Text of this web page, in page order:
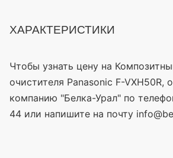
ХАРАКТЕРИСТИКИ
Чтобы узнать цену на
очистителя Panasonic F-VXH50R,
компанию "Белка-Урал" по
44 или напишите на почту